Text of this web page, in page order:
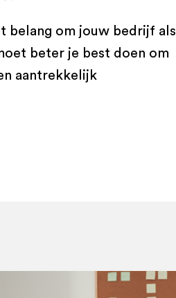
belang om jouw bedrijf als
beter je best doen om
aantrekkelijk